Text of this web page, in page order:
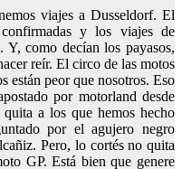
viajes a Dusseldorf. El
y los viajes de
Y, como decían los payasos,
reír. El circo de las motos
están peor que nosotros. Eso
por motorland desde
a los que hemos hecho
por el agujero negro
Pero, lo cortés no quita
GP. Está bien que genere